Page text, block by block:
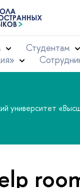
Студентам
университет